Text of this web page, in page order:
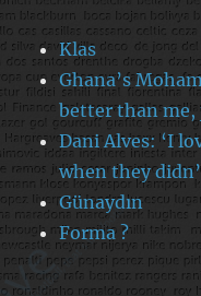
Klas
Ghana’s
better than me,
Dani Alves: ‘I
when they
Günaydın
Forma ?